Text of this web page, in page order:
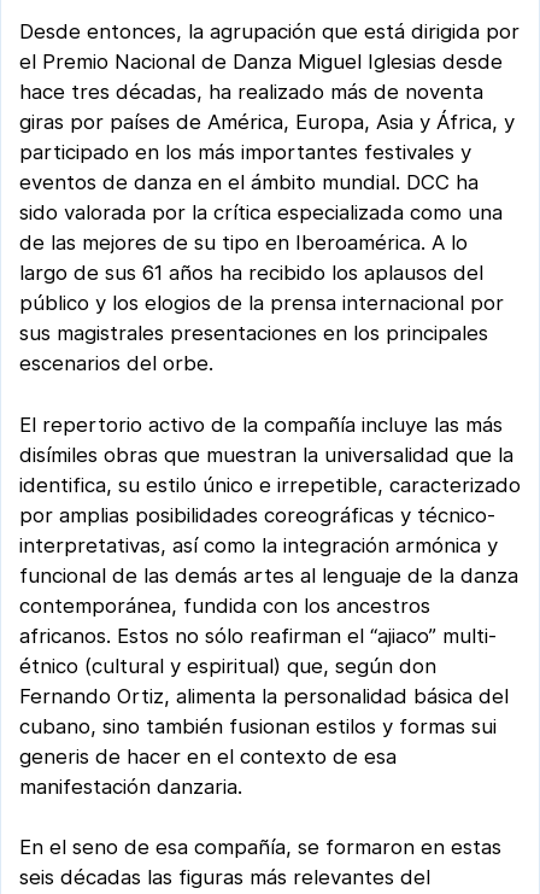
Desde entonces, la agrupación que está dirigida por
el Premio Nacional de Danza Miguel Iglesias desde
hace tres décadas, ha realizado más de noventa
giras por países de América, Europa, Asia y África, y
participado en los más importantes festivales y
eventos de danza en el ámbito mundial. DCC ha
sido valorada por la crítica especializada como una
de las mejores de su tipo en Iberoamérica. A lo
largo de sus 61 años ha recibido los aplausos del
público y los elogios de la prensa internacional por
sus magistrales presentaciones en los principales
escenarios del orbe.
El repertorio activo de la compañía incluye las más
disímiles obras que muestran la universalidad que la
identifica, su estilo único e irrepetible, caracterizado
por amplias posibilidades coreográficas y técnico-
interpretativas, así como la integración armónica y
funcional de las demás artes al lenguaje de la danza
contemporánea, fundida con los ancestros
africanos. Estos no sólo reafirman el “ajiaco” multi-
étnico (cultural y espiritual) que, según don
Fernando Ortiz, alimenta la personalidad básica del
cubano, sino también fusionan estilos y formas sui
generis de hacer en el contexto de esa
manifestación danzaria.
En el seno de esa compañía, se formaron en estas
seis décadas las figuras más relevantes del